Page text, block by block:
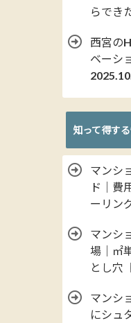
らでき
西宮の
ベーシ
知って得す
マンシ
ド｜費
ーリン
マンシ
場｜㎡
とし穴
マンシ
にシュ